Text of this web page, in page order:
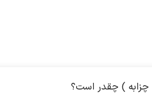
چزابه ) چقدر است؟